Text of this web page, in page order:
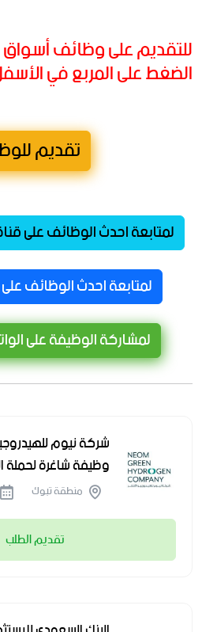
للتقديم على وظائف أسواق
الضغط على المربع في
تقديم
لمتابعة احدث الوظائف على
لمتابعة احدث الوظائف
لمشاركة الوظيفة على
وظيفة شاغرة لحملة
منطقة تبوك
تقديم الطلب